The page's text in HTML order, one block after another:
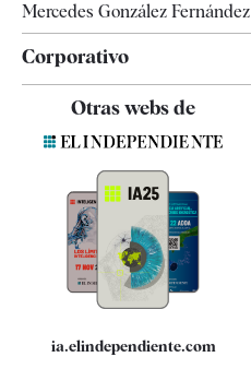
Mercedes González Fernández
Corporativo
Contacto
Quiénes somos
Especificaciones
Otras webs de
ia.elindependiente.com